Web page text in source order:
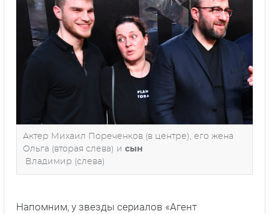
Актер Михаил Пореченков (в центре), его жена
Ольга (вторая слева) и сын
Владимир (слева)
Напомним, у звезды сериалов «Агент